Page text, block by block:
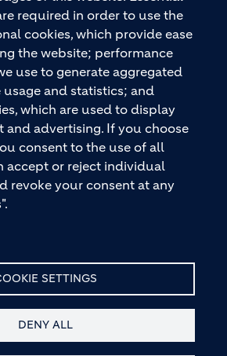
required in order to use the
cookies, which provide ease
the website; performance
use to generate aggregated
and statistics; and
which are used to display
and advertising. If you choose
consent to the use of all
accept or reject individual
revoke your consent at any
SETTINGS
DENY ALL
UNS
– vom Fundament über den
und Dächern – mit
ECOPact, ECOPlanet,
Haftungsausschluss
Impressum AGB Kontakt